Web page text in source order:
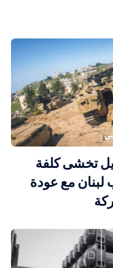
تخشى كلفة
لبنان مع عودة